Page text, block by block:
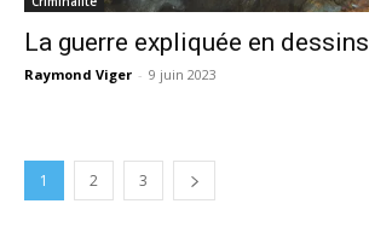
La guerre expliquée en dessins
Raymond Viger - 9 juin 2023
1 2 3